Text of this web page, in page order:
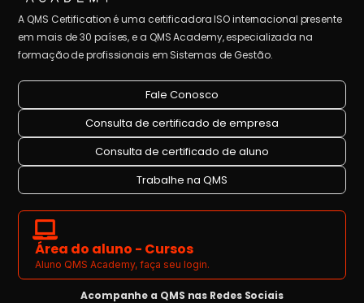
A QMS Certification é uma certificadora ISO internacional presente
em mais de 30 países, e a QMS Academy, especializada na
formação de profissionais em Sistemas de Gestão.
Fale Conosco
Consulta de certificado de empresa
Consulta de certificado de aluno
Trabalhe na QMS
Área do aluno - Cursos
Aluno QMS Academy, faça seu login.
Acompanhe a QMS nas Redes Sociais